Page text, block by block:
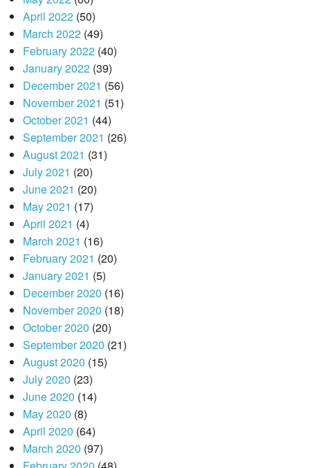
April 2022(50)
March 2022(49)
February 2022(40)
January 2022(39)
December 2021 (56)
November 2021 (51)
October 2021 (44)
September 2021 (26)
August 2021 (31)
July 2021 (20)
June 2021 (20)
May 2021 (17)
April 2021 (4)
March 2021 (16)
February 2021 (20)
January 2021 (5)
December 2020 (16)
November 2020 (18)
October 2020 (20)
September 2020 (21)
August 2020 (15)
July 2020 (23)
June 2020 (14)
May 2020 (8)
April 2020 (64)
March 2020 (97)